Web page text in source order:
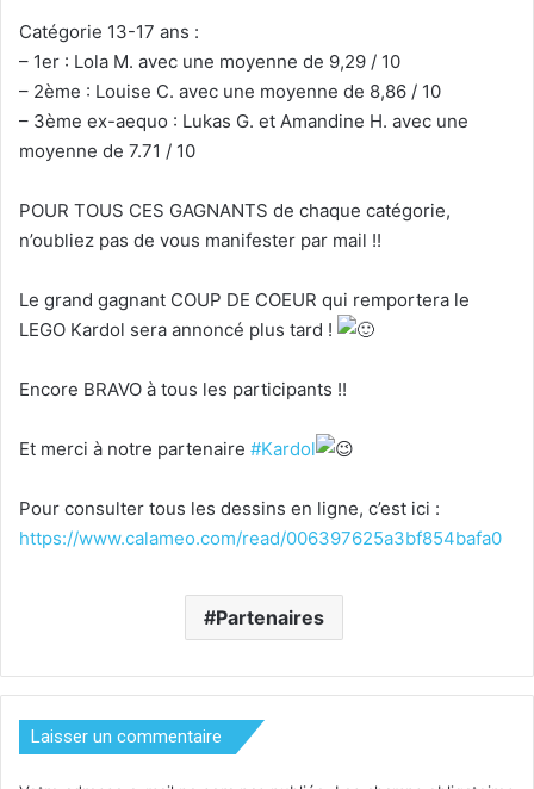
Catégorie 13-17 ans :
– 1er : Lola M. avec une moyenne de 9,29 / 10
– 2ème : Louise C. avec une moyenne de 8,86 / 10
– 3ème ex-aequo : Lukas G. et Amandine H. avec une
moyenne de 7.71 / 10
POUR TOUS CES GAGNANTS de chaque catégorie,
n’oubliez pas de vous manifester par mail !!
Le grand gagnant COUP DE COEUR qui remportera le
LEGO Kardol sera annoncé plus tard !
Encore BRAVO à tous les participants !!
Et merci à notre partenaire #Kardol
Pour consulter tous les dessins en ligne, c’est ici :
https://www.calameo.com/read/006397625a3bf854bafa0
Partenaires
Laisser un commentaire